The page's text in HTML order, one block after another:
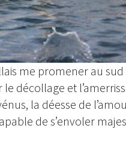
me promener au
décollage et
la déesse de
de s’envoler